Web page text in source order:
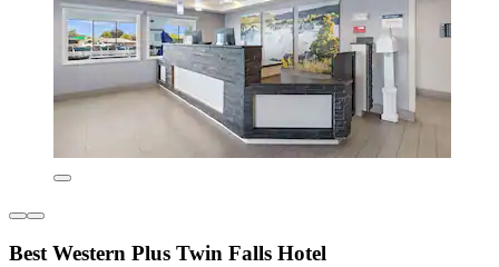
Best Western Plus Twin Falls Hotel